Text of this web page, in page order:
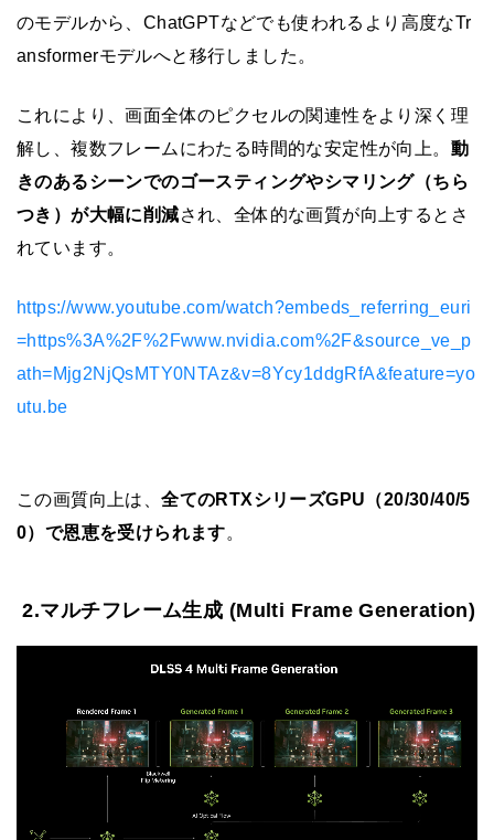
のモデルから、ChatGPTなどでも使われるより高度なTr
ansformerモデルへと移行しました。
これにより、画面全体のピクセルの関連性をより深く理
解し、複数フレームにわたる時間的な安定性が向上。 動
きのあるシーンでのゴースティングやシマリング（ちら
つき）が大幅に削減され、全体的な画質が向上するとさ
れています。
https://www.youtube.com/watch?embeds_referring_euri
=https%3A%2F%2Fwww.nvidia.com%2F&source_ve_p
ath=Mjg2NjQsMTY0NTAz&v=8Ycy1ddgRfA&feature=yo
utu.be
この画質向上は、全てのRTXシリーズGPU（20/30/40/5
0）で恩恵を受けられます。
2.マルチフレーム生成 (Multi Frame Generation)